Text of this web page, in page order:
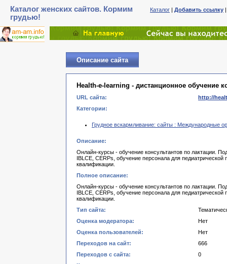
Каталог женских сайтов. Кормим
грудью!
Каталог | Добавить ссылку
Описание сайта
Health-e-learning - дистанционное обучение
URL сайта:
http://
Категории:
Грудное вскармливание: сайты : Международные
Описание:
Онлайн-курсы - обучение консультантов по лактации.
IBLCE, CERPs, обучение персонала для
квалификации.
Полное описание:
Онлайн-курсы - обучение консультантов по лактации.
IBLCE, CERPs, обучение персонала для
квалификации.
Тип сайта:
Оценка модератора:
Нет
Оценка пользователей:
Нет
Переходов на сайт:
666
Переходов с сайта:
0